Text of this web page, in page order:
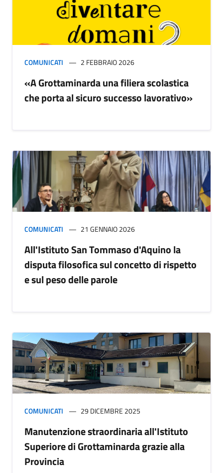
COMUNICATI 2 FEBBRAIO 2026
«A Grottaminarda una filiera scolastica
che porta al sicuro successo lavorativo»
COMUNICATI 21 GENNAIO 2026
All'Istituto San Tommaso d'Aquino la
disputa filosofica sul concetto di rispetto
e sul peso delle parole
COMUNICATI 29 DICEMBRE 2025
Manutenzione straordinaria all'Istituto
Superiore di Grottaminarda grazie alla
Provincia